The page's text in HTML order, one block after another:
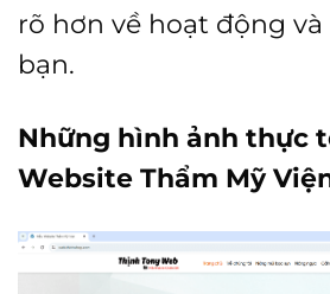
rõ hơn về hoạt động
bạn.
Những hình ảnh thực
Website Thẩm Mỹ